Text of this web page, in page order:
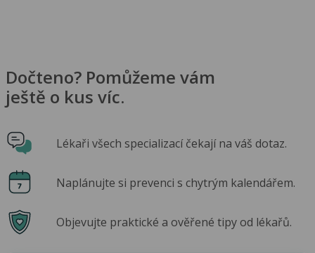
Dočteno? Pomůžeme vám
ještě o kus víc.
Lékaři všech specializací čekají na váš dotaz.
Naplánujte si prevenci s chytrým kalendářem.
Objevujte praktické a ověřené tipy od lékařů.